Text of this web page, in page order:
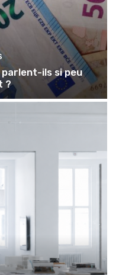
parlent-ils si peu
?